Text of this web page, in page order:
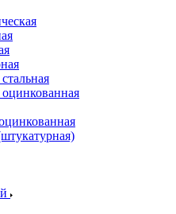
оцинкованная